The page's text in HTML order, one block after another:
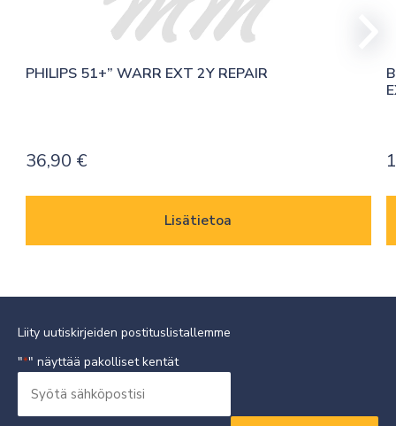
PHILIPS 51+” WARR EXT 2Y REPAIR
36,90 €
Lisätietoa
Liity uutiskirjeiden postituslistallemme
"*" näyttää pakolliset kentät
sähköpostisi